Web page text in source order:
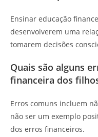
Ensinar educação
desenvolverem uma
tomarem decisões
Quais são alguns
financeira dos
Erros comuns incluem
não ser um exemplo
dos erros financeiros.